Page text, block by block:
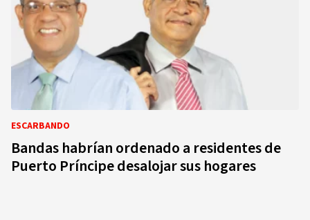
ESCARBANDO
Bandas habrían ordenado a residentes de
Puerto Príncipe desalojar sus hogares